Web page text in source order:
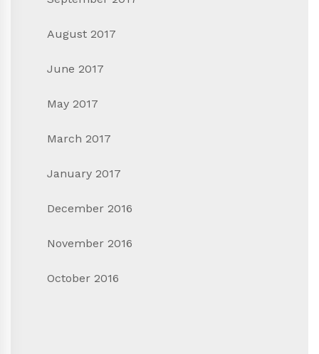
August 2017
June 2017
May 2017
March 2017
January 2017
December 2016
November 2016
October 2016